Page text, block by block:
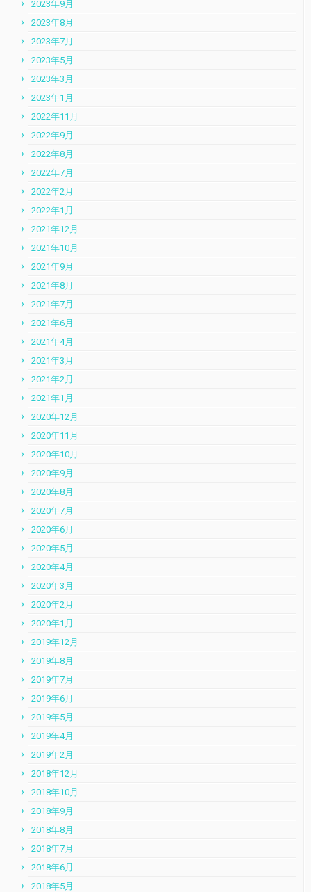
2023年9月
2023年8月
2023年7月
2023年5月
2023年3月
2023年1月
2022年11月
2022年9月
2022年8月
2022年7月
2022年2月
2022年1月
2021年12月
2021年10月
2021年9月
2021年8月
2021年7月
2021年6月
2021年4月
2021年3月
2021年2月
2021年1月
2020年12月
2020年11月
2020年10月
2020年9月
2020年8月
2020年7月
2020年6月
2020年5月
2020年4月
2020年3月
2020年2月
2020年1月
2019年12月
2019年8月
2019年7月
2019年6月
2019年5月
2019年4月
2019年2月
2018年12月
2018年10月
2018年9月
2018年8月
2018年7月
2018年6月
2018年5月